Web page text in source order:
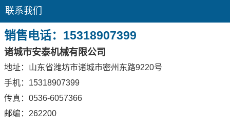
联系我们
销售电话：15318907399
诸城市安泰机械有限公司
地址：山东省潍坊市诸城市密州东路9220号
手机：15318907399
传真：0536-6057366
邮编：262200